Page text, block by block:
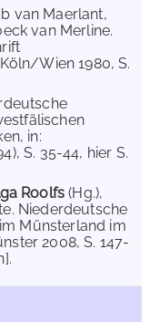
van Maerlant,
van Merline.
Wien 1980, S.
in:
S. 35-44, hier S.
Roolfs(Hg.),
Niederdeutsche
Münsterland im
2008, S. 147-